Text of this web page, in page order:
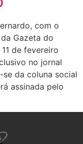
com o
Gazeta do
de fevereiro
no jornal
se da coluna social
assinada pelo